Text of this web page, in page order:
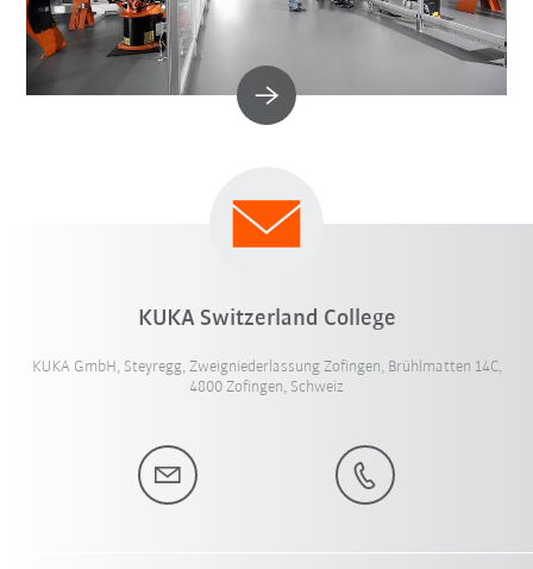
KUKA Switzerland College
KUKA GmbH, Steyregg, Zweigniederlassung Zofingen, Brühlmatten 14C,
4800 Zofingen, Schweiz